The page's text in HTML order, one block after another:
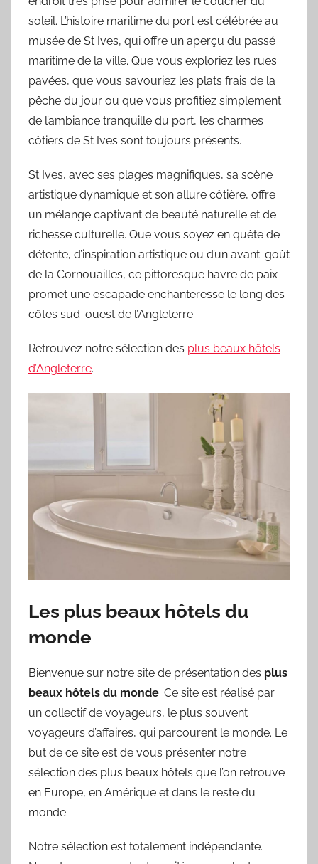
soleil. L’histoire maritime du port est célébrée au
musée de St Ives, qui offre un aperçu du passé
maritime de la ville. Que vous exploriez les rues
pavées, que vous savouriez les plats frais de la
pêche du jour ou que vous profitiez simplement
de l’ambiance tranquille du port, les charmes
côtiers de St Ives sont toujours présents.
St Ives, avec ses plages magnifiques, sa scène
artistique dynamique et son allure côtière, offre
un mélange captivant de beauté naturelle et de
richesse culturelle. Que vous soyez en quête de
détente, d’inspiration artistique ou d’un avant-goût
de la Cornouailles, ce pittoresque havre de paix
promet une escapade enchanteresse le long des
côtes sud-ouest de l’Angleterre.
Retrouvez notre sélection des plus beaux hôtels
d’Angleterre.
Les plus beaux hôtels du
monde
Bienvenue sur notre site de présentation des plus
beaux hôtels du monde. Ce site est réalisé par
un collectif de voyageurs, le plus souvent
voyageurs d’affaires, qui parcourent le monde. Le
but de ce site est de vous présenter notre
sélection des plus beaux hôtels que l’on retrouve
en Europe, en Amérique et dans le reste du
monde.
Notre sélection est totalement indépendante.